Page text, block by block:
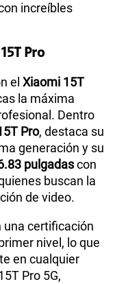
increíbles
Pro
el Xiaomi 15T
la máxima
Dentro
Pro, destaca su
generación y su
pulgadascon
buscan la
de video.
una certificación
nivel, lo que
en cualquier
Pro 5G,